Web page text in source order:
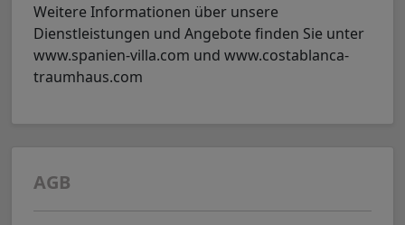
Weitere Informationen über unsere
Dienstleistungen und Angebote finden Sie unter
www.spanien-villa.com und www.costablanca-
traumhaus.com
AGB